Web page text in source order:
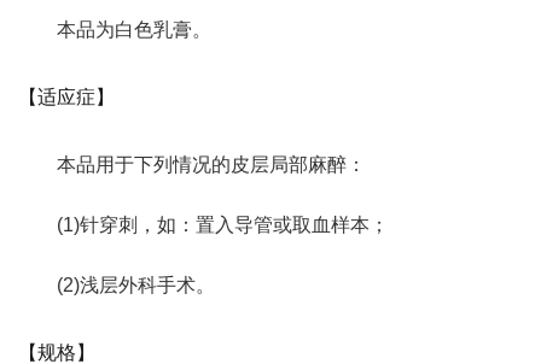
本品为白色乳膏。
【适应症】
本品用于下列情况的皮层局部麻醉：
(1)针穿刺，如：置入导管或取血样本；
(2)浅层外科手术。
【规格】